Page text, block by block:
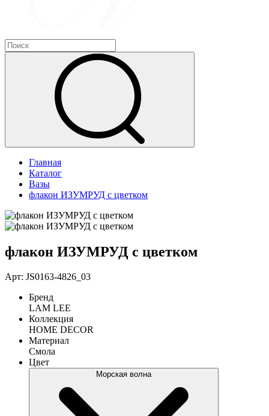
Главная
Каталог
Вазы
флакон ИЗУМРУД с цветком
флакон ИЗУМРУД с цветком
Арт: JS0163-4826_03
Бренд
LAM LEE
Коллекция
HOME DECOR
Материал
Смола
Цвет
Морская волна